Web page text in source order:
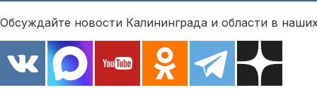
Обсуждайте новости Калининграда и области в